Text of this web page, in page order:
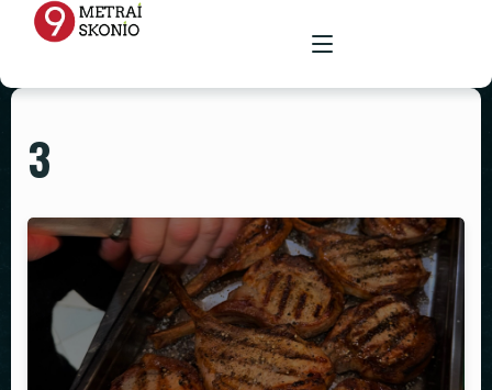
PAGRINDINIS
RENGINIŲ ERDVĖ
MAISTAS ŠVENTĖMS
MAITINIMAS VIETOJE
PARUOŠTAS MAISTAS ŠVENTĖMS
GALERIJA
STALAI
KĖDĖS
3